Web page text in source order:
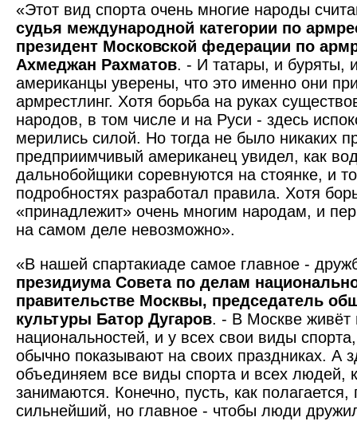
«Этот вид спорта очень многие народы
судья международной категории по
президент Московской федерации по
Ахмеджан Рахматов. - И татары, и буряты,
американцы уверены, что это именно они
армрестлинг. Хотя борьба на руках
народов, в том числе и на Руси - здесь
мерились силой. Но тогда не было никаких
предприимчивый американец увидел, как
дальнобойщики соревнуются на стоянке, и
подробностях разработал правила. Хотя
«принадлежит» очень многим народам, и
на самом деле невозможно».
«В нашей спартакиаде самое главное -
президиума Совета по делам
правительстве Москвы, председатель
культуры Батор Дугаров. - В Москве живёт
национальностей, и у всех свои виды
обычно показывают на своих праздниках. А
объединяем все виды спорта и всех людей,
занимаются. Конечно, пусть, как полагается,
сильнейший, но главное - чтобы люди